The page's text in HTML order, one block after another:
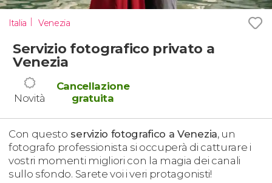
Italia Venezia
Servizio fotografico privato a
Venezia
Novità
Cancellazione
gratuita
Con questo servizio fotografico a Venezia, un
fotografo professionista si occuperà di catturare i
vostri momenti migliori con la magia dei canali
sullo sfondo. Sarete voi i veri protagonisti!